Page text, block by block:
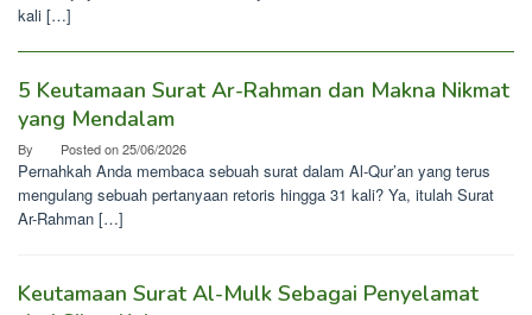
kali […]
5 Keutamaan Surat Ar-Rahman dan Makna Nikmat
yang Mendalam
By Posted on25/06/2026
Pernahkah Anda membaca sebuah surat dalam Al-Qur’an yang terus
mengulang sebuah pertanyaan retoris hingga 31 kali? Ya, itulah Surat
Ar-Rahman […]
Keutamaan Surat Al-Mulk Sebagai Penyelamat